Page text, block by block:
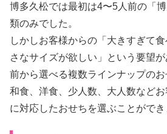
博多久松では最初は4〜5人前の「
類のみでした。
しかしお客様からの「大きすぎて
さなサイズが欲しい」という要望
前から選べる複数ラインナップのお
和食、洋食、少人数、大人数など
に対応したおせちを選ぶことができ